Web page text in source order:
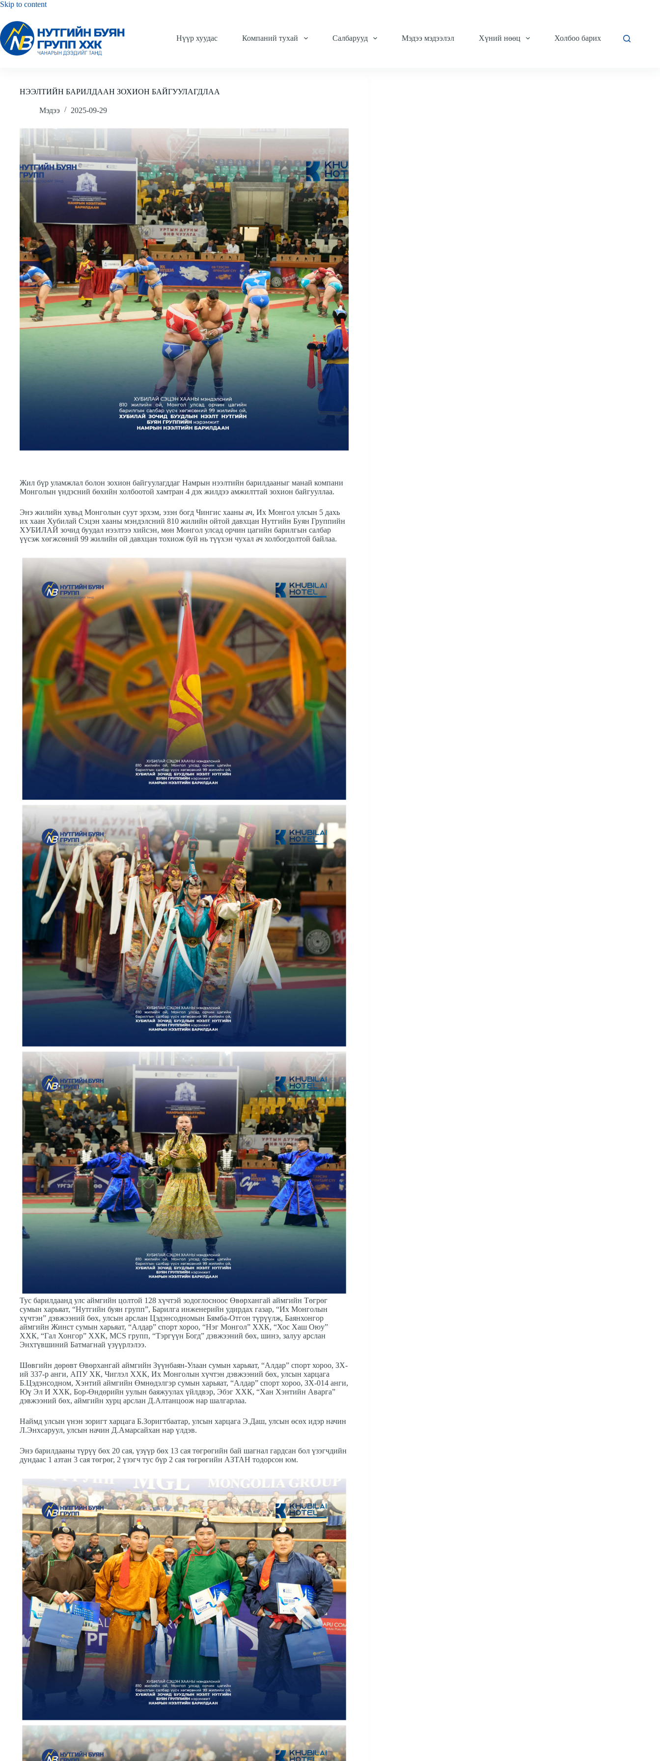
Skip to contentSkip
Нүүр хуудас
Компаний тухай Салбарууд Мэдээ мэдээлэл Хүний нөөц Холбоо барих
НЭЭЛТИЙН БАРИЛДААН ЗОХИОН БАЙГУУЛАГДЛАА
Мэдээ 2025-09-29
Жил бүр уламжлал болон зохион байгуулагддаг Намрын нээлтийн барилдааныг манай компани
Монголын үндэсний бөхийн холбоотой хамтран 4 дэх жилдээ амжилттай зохион байгууллаа.
Энэ жилийн хувьд Монголын суут эрхэм, эзэн богд Чингис хааны ач, Их Монгол улсын 5 дахь
их хаан Хубилай Сэцэн хааны мэндэлсний 810 жилийн ойтой давхцан Нутгийн Буян Группийн
ХУБИЛАЙ зочид буудал нээлтээ хийсэн, мөн Монгол улсад орчин цагийн барилгын салбар
үүсэж хөгжсөний 99 жилийн ой давхцан тохиож буй нь түүхэн чухал ач холбогдолтой байлаа.
Тус барилдаанд улс аймгийн цолтой 128 хүчтэй зодоглосноос Өвөрхангай аймгийн Төгрөг
сумын харьяат, “Нутгийн буян групп”, Барилга инженерийн удирдах газар, “Их Монголын
хүчтэн” дэвжээний бөх, улсын арслан Цэдэнсодномын Бямба-Отгон түрүүлж, Баянхонгор
аймгийн Жинст сумын харьяат, “Алдар” спорт хороо, “Нэг Монгол” ХХК, “Хос Хаш Оюу”
ХХК, “Гал Хонгор” ХХК, MCS групп, “Тэргүүн Богд” дэвжээний бөх, шинэ, залуу арслан
Энхтүвшиний Батмагнай үзүүрлэлээ.
Шөвгийн дөрөвт Өвөрхангай аймгийн Зүүнбаян-Улаан сумын харьяат, “Алдар” спорт хороо, ЗХ-
ий 337-р анги, АПУ ХК, Чиглэл ХХК, Их Монголын хүчтэн дэвжээний бөх, улсын харцага
Б.Цэдэнсодном, Хэнтий аймгийн Өмнөдэлгэр сумын харьяат, “Алдар” спорт хороо, ЗХ-014 анги,
Юү Эл И ХХК, Бор-Өндөрийн уулын баяжуулах үйлдвэр, Эбэг ХХК, “Хан Хэнтийн Аварга”
дэвжээний бөх, аймгийн хурц арслан Д.Алтанцоож нар шалгарлаа.
Наймд улсын үнэн зоригт харцага Б.Зоригтбаатар, улсын харцага Э.Даш, улсын өсөх идэр начин
Л.Энхсаруул, улсын начин Д.Амарсайхан нар үлдэв.
Энэ барилдааны түрүү бөх 20 сая, үзүүр бөх 13 сая төгрөгийн бай шагнал гардсан бол үзэгчдийн
дундаас 1 азтан 3 сая төгрөг, 2 үзэгч тус бүр 2 сая төгрөгийн АЗТАН тодорсон юм.